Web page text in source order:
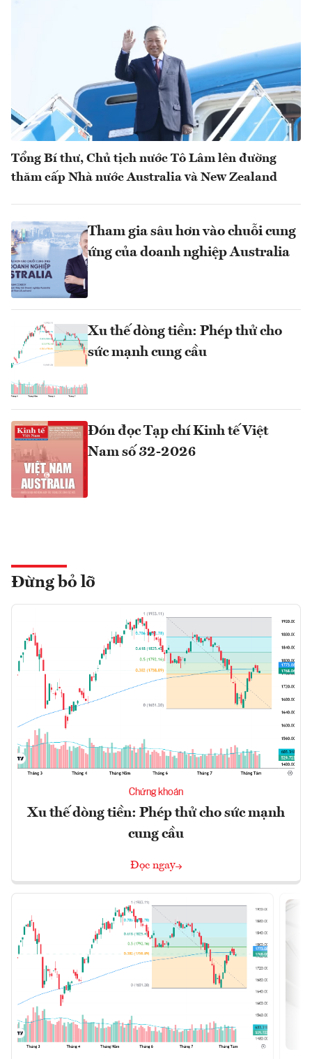
Tổng Bí thư, Chủ tịch nước Tô Lâm lên đường
thăm cấp Nhà nước Australia và New Zealand
Tham gia sâu hơn vào chuỗi cung
ứng của doanh nghiệp Australia
Xu thế dòng tiền: Phép thử cho
sức mạnh cung cầu
Đón đọc Tạp chí Kinh tế Việt
Nam số 32-2026
Đừng bỏ lỡ
Chứng khoán
Xu thế dòng tiền: Phép thử cho sức mạnh
cung cầu
Đọc ngay